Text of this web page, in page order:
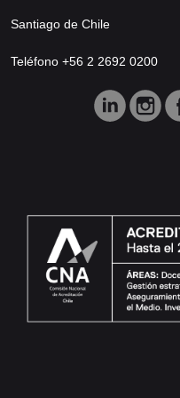
Santiago de Chile
Teléfono +56 2 2692 0200